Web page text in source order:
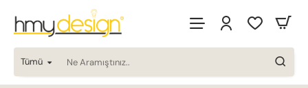
Tümü
Ne
Aramıştınız..